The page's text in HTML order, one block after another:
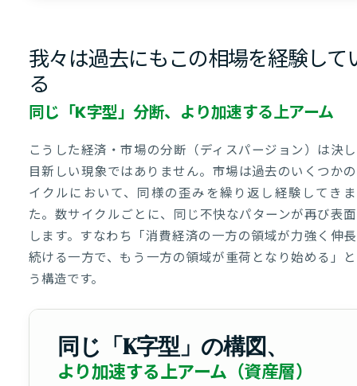
我々は過去にもこの相場を経験して
る
同じ「K字型」分断、より加速する上アーム
こうした経済・市場の分断（ディスパージョン）は決
目新しい現象ではありません。市場は過去のいくつか
イクルにおいて、同様の歪みを繰り返し経験してき
た。数サイクルごとに、同じ不快なパターンが再び表
します。すなわち「消費経済の一方の領域が力強く伸
続ける一方で、もう一方の領域が重荷となり始める」
う構造です。
同じ「K字型」の構図、
より加速する上アーム（資産層）